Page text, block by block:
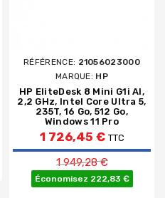
RÉFÉRENCE: 21056023000
MARQUE: HP
HP EliteDesk 8 Mini G1i AI,
2,2 GHz, Intel Core Ultra 5,
235T, 16 Go, 512 Go,
Windows 11 Pro
1 726,45 € TTC
Prix de base
1 949,28 €
Économisez 222,83 €